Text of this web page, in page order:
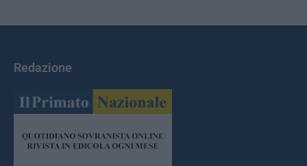
Redazione